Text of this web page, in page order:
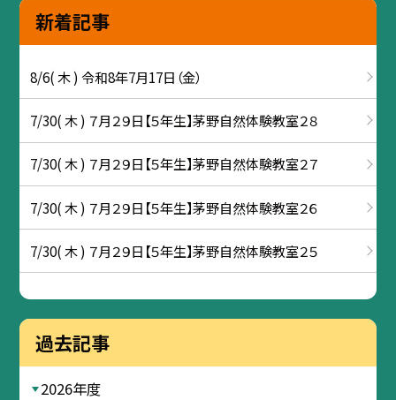
新着記事
8/6( 木 ) 令和8年7月17日（金）
7/30( 木 ) ７月２９日【５年生】茅野自然体験教室２８
7/30( 木 ) ７月２９日【５年生】茅野自然体験教室２７
7/30( 木 ) ７月２９日【５年生】茅野自然体験教室２６
7/30( 木 ) ７月２９日【５年生】茅野自然体験教室２５
過去記事
2026年度